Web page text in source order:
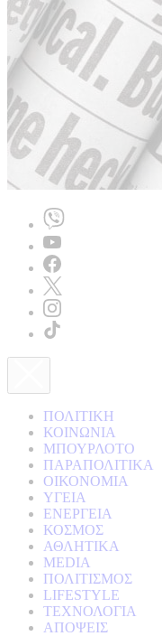
ΠΟΛΙΤΙΚΗ
ΚΟΙΝΩΝΙΑ
ΜΠΟΥΡΛΟΤΟ
ΠΑΡΑΠΟΛΙΤΙΚΑ
ΟΙΚΟΝΟΜΙΑ
ΥΓΕΙΑ
ΕΝΕΡΓΕΙΑ
ΚΟΣΜΟΣ
ΑΘΛΗΤΙΚΑ
MEDIA
ΠΟΛΙΤΙΣΜΟΣ
LIFESTYLE
ΤΕΧΝΟΛΟΓΙΑ
ΑΠΟΨΕΙΣ